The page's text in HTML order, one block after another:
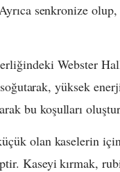
senkronize
Webster
soğutarak, yüksek
bu koşulları
olan kaselerin
Kaseyi kırmak,